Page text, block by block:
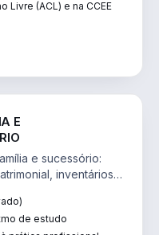
Livre (ACL) e na CCEE
E
e sucessório:
inventários
de estudo